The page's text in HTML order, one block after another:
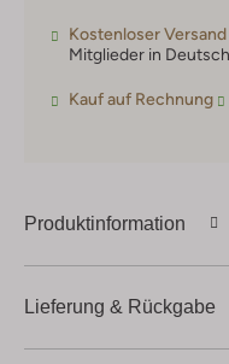
Kostenloser Versand
Mitglieder in
Kauf auf Rechnung
Produktinformation
Lieferung & Rückgabe